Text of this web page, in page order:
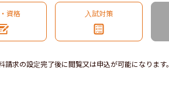
資格 入試対策
求の設定完了後に閲覧又は申込が可能になります。